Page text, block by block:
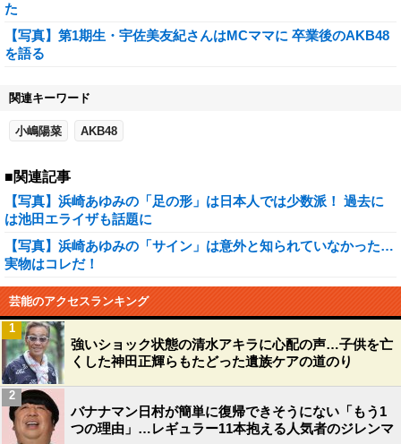
た
【写真】第1期生・宇佐美友紀さんはMCママに 卒業後のAKB48
を語る
関連キーワード
小嶋陽菜 AKB48
■関連記事
【写真】浜崎あゆみの「足の形」は日本人では少数派！ 過去に
は池田エライザも話題に
【写真】浜崎あゆみの「サイン」は意外と知られていなかった…
実物はコレだ！
芸能のアクセスランキング
強いショック状態の清水アキラに心配の声…子供を亡
くした神田正輝らもたどった遺族ケアの道のり
1
バナナマン日村が簡単に復帰できそうにない「もう1
つの理由」…レギュラー11本抱える人気者のジレンマ
2